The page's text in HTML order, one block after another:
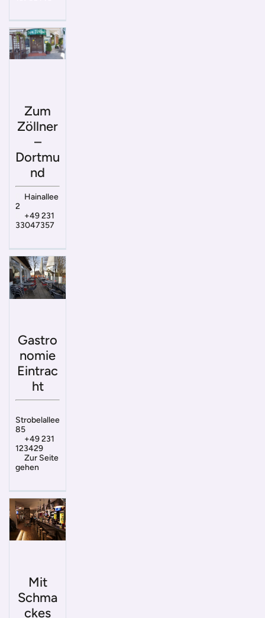
Zum
Zöllner
–
Dortmu
nd
Hainallee
2
+49 231
33047357
Gastro
nomie
Eintrac
ht
Strobelallee
85
+49 231
123429
Zur Seite
gehen
Mit
Schma
ckes